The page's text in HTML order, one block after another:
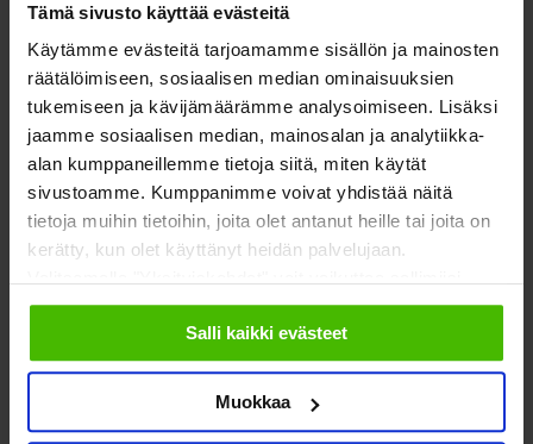
Tämä sivusto käyttää evästeitä
Käytämme evästeitä tarjoamamme sisällön ja mainosten
räätälöimiseen, sosiaalisen median ominaisuuksien
tukemiseen ja kävijämäärämme analysoimiseen. Lisäksi
jaamme sosiaalisen median, mainosalan ja analytiikka-
alan kumppaneillemme tietoja siitä, miten käytät
sivustoamme. Kumppanimme voivat yhdistää näitä
tietoja muihin tietoihin, joita olet antanut heille tai joita on
kerätty, kun olet käyttänyt heidän palvelujaan.
evästeisiin.
Salli kaikki evästeet
Muokkaa
tiedot, joita todella tarvitaan. Nyt saatujen kokemusten
pohjalta on toimeentulotukihakemuksessa vaadittavia liitteitä
tarkasteltava kriittisesti ja luovuttava pysyvästi sellaisten
liitteiden vaatimisesta, jotka eivät ole välttämättömiä.
Ennen asumismenojen
kohtuullistamista
varmistettava, että
asiakas ymmärtää
tilanteen